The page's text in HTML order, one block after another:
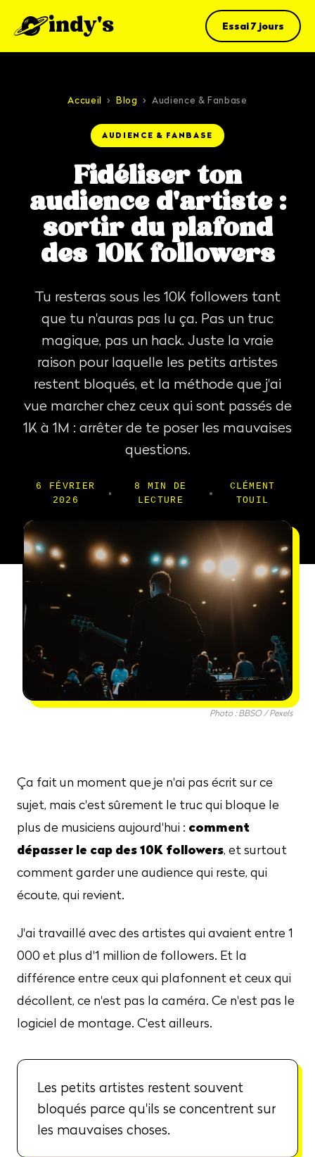
indy's Essai 7 jours
Accueil ›Blog › Audience & Fanbase
AUDIENCE & FANBASE
Fidéliser ton
audience d'artiste :
sortir du plafond
des 10K followers
Tu resteras sous les 10K followers tant
que tu n'auras pas lu ça. Pas un truc
magique, pas un hack. Juste la vraie
raison pour laquelle les petits artistes
restent bloqués, et la méthode que j'ai
vue marcher chez ceux qui sont passés de
1K à 1M : arrêter de te poser les mauvaises
questions.
6 FÉVRIER
2026
8 MIN DE
LECTURE
CLÉMENT
TOUIL
Photo : BBSO / Pexels
Ça fait un moment que je n'ai pas écrit sur ce
sujet, mais c'est sûrement le truc qui bloque le
plus de musiciens aujourd'hui : comment
dépasser le cap des 10K followers, et surtout
comment garder une audience qui reste, qui
écoute, qui revient.
J'ai travaillé avec des artistes qui avaient entre 1
000 et plus d'1 million de followers. Et la
différence entre ceux qui plafonnent et ceux qui
décollent, ce n'est pas la caméra. Ce n'est pas le
logiciel de montage. C'est ailleurs.
Les petits artistes restent souvent
bloqués parce qu'ils se concentrent sur
les mauvaises choses.